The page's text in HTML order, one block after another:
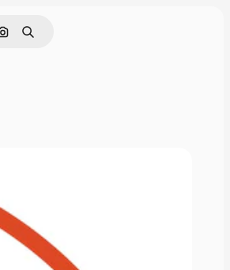
画像で検索
検索